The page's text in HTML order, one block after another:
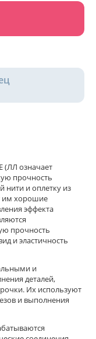
означает
прочность
нити и оплетку из
им хорошие
эффекта
прочность
и эластичность
и
деталей,
Их используют
и выполнения